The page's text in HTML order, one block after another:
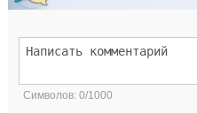
Символов: 0/1000